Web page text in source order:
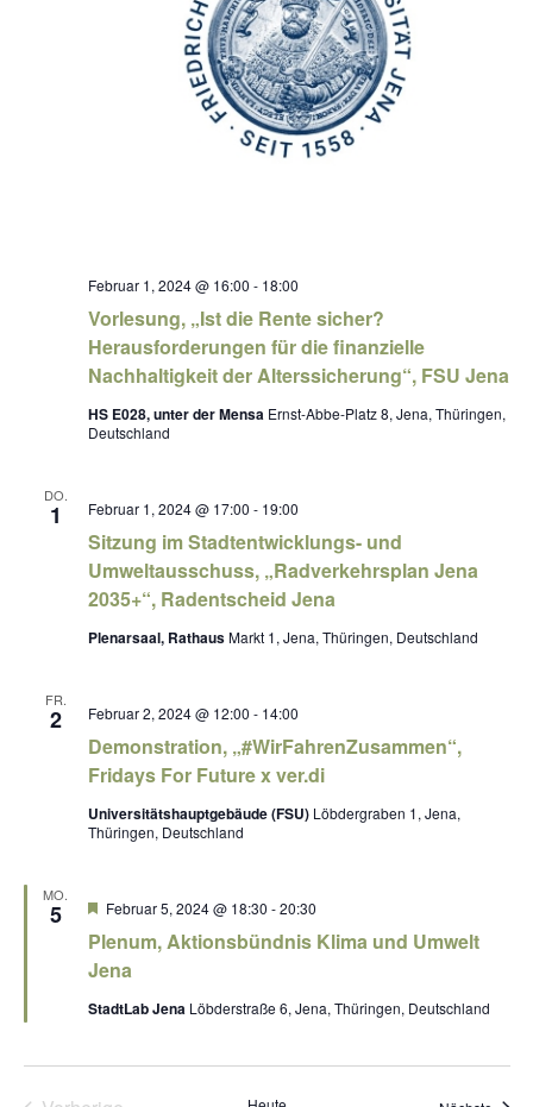
Vorlesung, „Ist die Rente sicher?
Herausforderungen für die finanzielle
Nachhaltigkeit der Alterssicherung“, FSU Jena
Februar 1, 2024 @ 16:00 - 18:00
HS E028, unter der Mensa Ernst-Abbe-Platz 8, Jena, Thüringen,
Deutschland
DO.
1
Sitzung im Stadtentwicklungs- und
Umweltausschuss, „Radverkehrsplan Jena
2035+“, Radentscheid Jena
Februar 1, 2024 @ 17:00 - 19:00
Plenarsaal, RathausMarkt 1, Jena, Thüringen, Deutschland
FR.
2
Demonstration, „#WirFahrenZusammen“,
Fridays For Future x ver.di
Februar 2, 2024 @ 12:00 - 14:00
Universitätshauptgebäude (FSU) Löbdergraben 1, Jena,
Thüringen, Deutschland
MO.
5
Plenum, Aktionsbündnis Klima und Umwelt
Jena
H
r
v
o
r
g
Februar 5, 2024 @ 18:30 -20:30
StadtLab Jena Löbderstraße 6, Jena, Thüringen, Deutschland